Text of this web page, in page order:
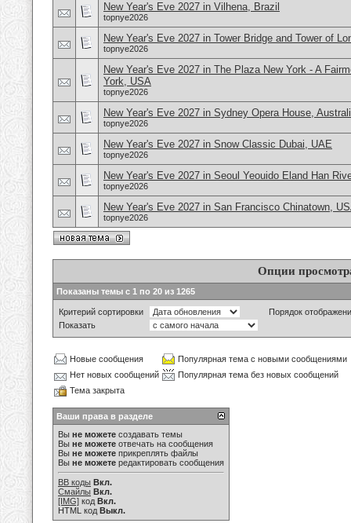
New Year's Eve 2027 in Vilhena, Brazil
topnye2026
New Year's Eve 2027 in Tower Bridge and Tower of
topnye2026
New Year's Eve 2027 in The Plaza New York - A
York, USA
topnye2026
New Year's Eve 2027 in Sydney Opera House,
topnye2026
New Year's Eve 2027 in Snow Classic Dubai, UAE
topnye2026
New Year's Eve 2027 in Seoul Yeouido Eland Han
topnye2026
New Year's Eve 2027 in San Francisco Chinatown,
topnye2026
Опции
Показаны темы с 1 по 20 из 1265
Критерий сортировки
Порядок
Показать
Новые сообщения
Популярная тема с новыми сообщениями
Нет новых сообщений
Популярная тема без новых сообщений
Тема закрыта
Ваши права в разделе
Вы не можете создавать темы
Вы не можете отвечать на сообщения
Вы не можете прикреплять файлы
Вы не можете редактировать сообщения
BB коды Вкл.
Смайлы Вкл.
[IMG] код Вкл.
HTML код Выкл.